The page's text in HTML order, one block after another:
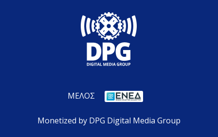
ΜΕΛΟΣ
Monetized by DPG Digital Media Group